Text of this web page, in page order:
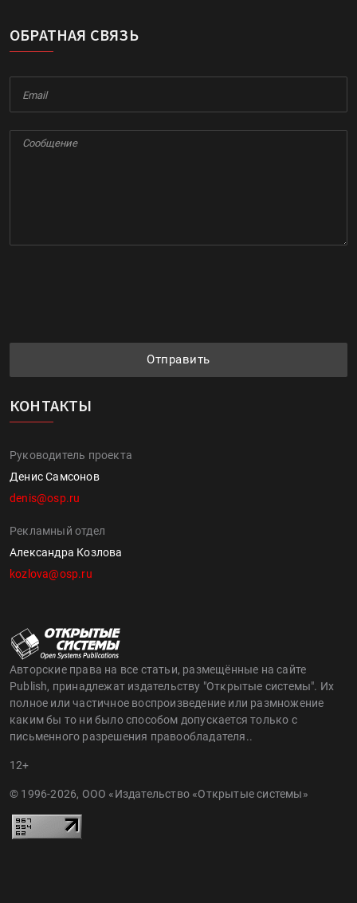
ОБРАТНАЯ СВЯЗЬ
Отправить
КОНТАКТЫ
Руководитель проекта
Денис Самсонов
denis@osp.ru
Рекламный отдел
Александра Козлова
kozlova@osp.ru
Авторские права на все статьи, размещённые на сайте
Publish, принадлежат издательству "Открытые системы". Их
полное или частичное воспроизведение или размножение
каким бы то ни было способом допускается только с
письменного разрешения правообладателя..
12+
© 1996-2026, ООО «Издательство «Открытые системы»